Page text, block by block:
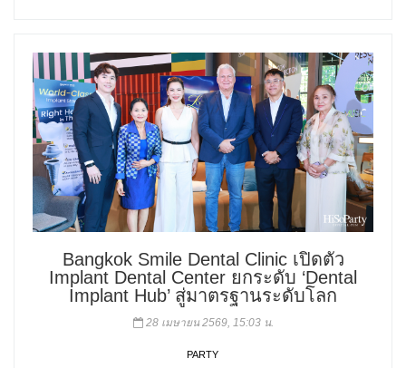
Bangkok Smile Dental Clinic เปิดตัว
Implant Dental Center ยกระดับ ‘Dental
Implant Hub’ สู่มาตรฐานระดับโลก
28 เมษายน 2569, 15:03 น.
PARTY